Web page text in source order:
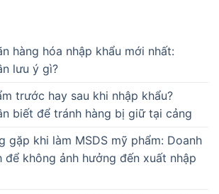
hàng hóa nhập khẩu mới nhất:
lưu ý gì?
trước hay sau khi nhập khẩu?
biết để tránh hàng bị giữ tại cảng
gặp khi làm MSDS mỹ phẩm: Doanh
để không ảnh hưởng đến xuất nhập